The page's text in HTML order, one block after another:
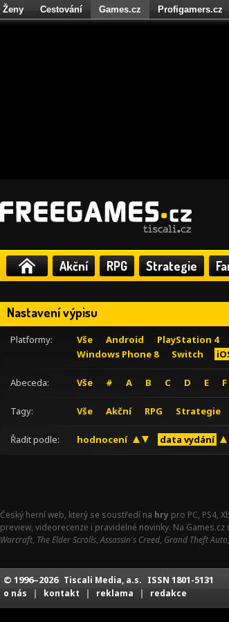
Akční RPG Strategie
Nastavení výpisu
Platformy: Vše Android PlayStation 4
Windows Phone 8
Switch
Abeceda: Vše # A B C D E F
Tagy: Vše Akční RPG Strategie
Řadit podle: hodnocení data vydání
Český herní web, který se soustředí na hry pro PC, PS4,
preview, videorecenze i pravidelné novinky. Na
Warcraft, The Elder Scrolls,Assassin's Creed, Grand Theft Auto,
Ženy Cestování Games.cz Profigamers.cz
© 1996–2026 Tiscali Media, a.s. ISSN 1801-5131
o nás | kontakt | reklama | redakce